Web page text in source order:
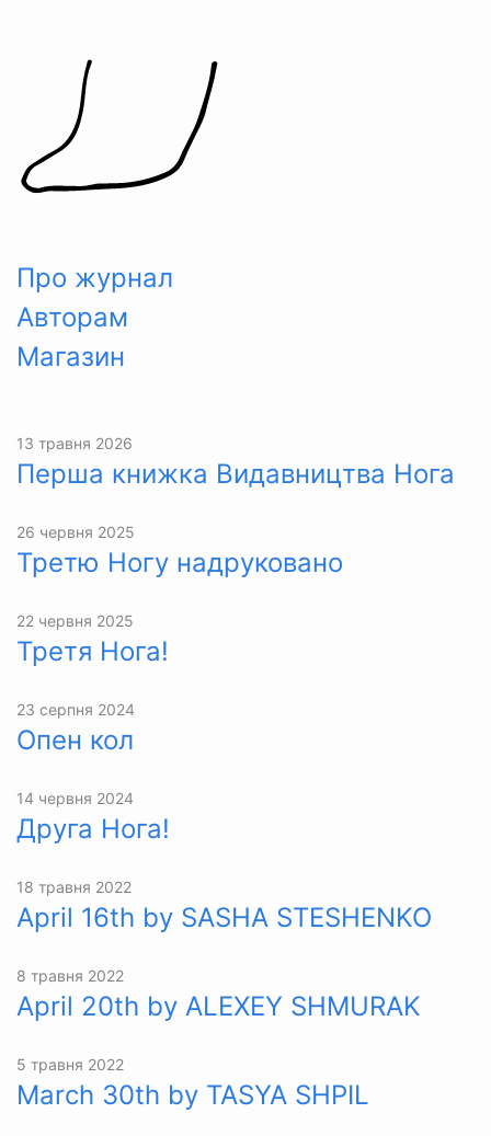
Про журнал
Авторам
Магазин
13 травня 2026
Перша книжка Видавництва Нога
26 червня 2025
Третю Ногу надруковано
22 червня 2025
Третя Нога!
23 серпня 2024
Опен кол
14 червня 2024
Друга Нога!
18 травня 2022
April 16th by SASHA STESHENKO
8 травня 2022
April 20th by ALEXEY SHMURAK
5 травня 2022
March 30th by TASYA SHPIL